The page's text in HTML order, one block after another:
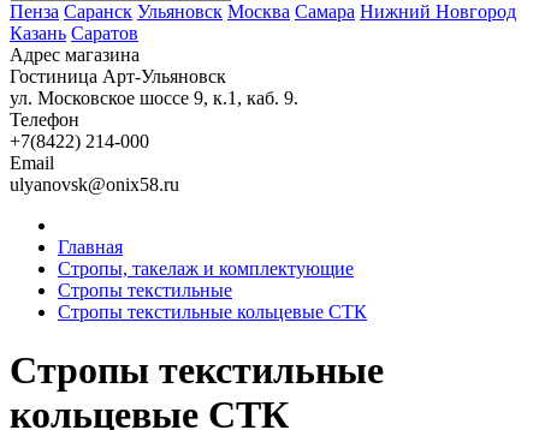
Пенза Саранск Ульяновск Москва Самара Нижний Новгород
Казань Саратов
Адрес магазина
Гостиница Арт-Ульяновск
ул. Московское шоссе 9, к.1, каб. 9.
Телефон
+7(8422) 214-000
Email
ulyanovsk@onix58.ru
Главная
Стропы, такелаж и комплектующие
Стропы текстильные
Стропы текстильные кольцевые СТК
Стропы текстильные
кольцевые СТК